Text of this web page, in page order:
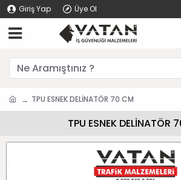
Giriş Yap Üye Ol
TPU ESNEK DELİNATÖR 70 CM
TPU ESNEK DELİNATÖR